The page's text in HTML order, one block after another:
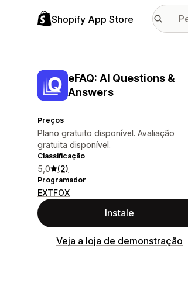
Shopify App Store
eFAQ: AI Questions &
Answers
Preços
Plano gratuito disponível. Avaliação
gratuita disponível.
Classificação
5,0 (2)
Programador
EXTFOX
Instale
Veja a loja de demonstração